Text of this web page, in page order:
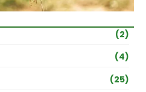
(2)
(4)
(25)